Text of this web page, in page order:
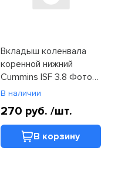
Вкладыш коленвала
коренной нижний
Cummins ISF 3.8 Фотон
(C4948505)
В наличии
270 руб. /шт.
В корзину